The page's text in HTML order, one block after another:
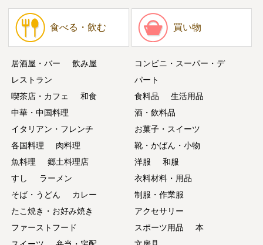
食べる・飲む
居酒屋・バー
飲み屋
レストラン
喫茶店・カフェ
和食
中華・中国料理
イタリアン・フレンチ
各国料理
肉料理
魚料理
郷土料理店
すし
ラーメン
そば・うどん
カレー
たこ焼き・お好み焼き
ファーストフード
買い物
コンビニ・スーパー・デ
パート
食料品
生活用品
酒・飲料品
お菓子・スイーツ
靴・かばん・小物
洋服
和服
衣料材料・用品
制服・作業服
アクセサリー
スポーツ用品
本